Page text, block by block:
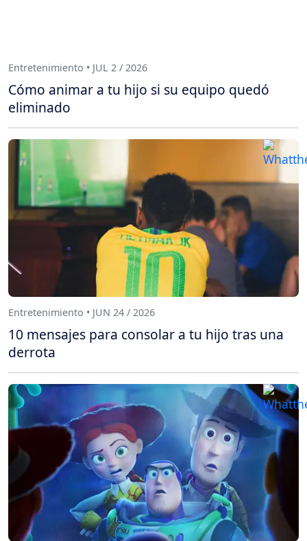
Entretenimiento • JUL 2 / 2026
Cómo animar a tu hijo si su equipo quedó
eliminado
Entretenimiento • JUN 24 / 2026
10 mensajes para consolar a tu hijo tras una
derrota